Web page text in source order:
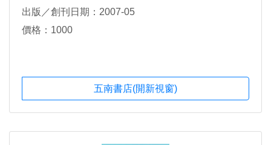
出版／創刊日期：2007-05
價格：1000
五南書店(開新視窗)